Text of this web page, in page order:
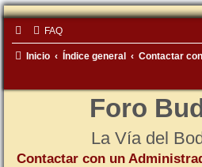
FAQ
Inicio Índice general
Contactar
Foro
La Vía del
Contactar con un